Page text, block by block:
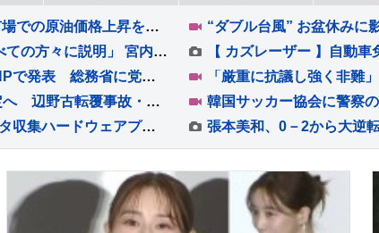
円安進行 一時1ドル＝158円台半ばまで下落 NY市場での原油価格上昇をきっかけに
改正皇室典範めぐり 養親候補の宮家皇族「ほぼすべての方々に説明」 宮内庁長官明かす 男系男子の養子候補は「把握せず」
新たな党名は「いのちの党」 れいわ新選組が党のHPで発表 総務省に党名変更の届け出提出しロゴなど決定へ
文科省が「危機管理マニュアル」ガイドライン改定へ 辺野古転覆事故・磐越道バス事故…学校外の事故相次ぐ 有識者会議で議論し年内に取りまとめへ
Orbbec、ROSCon JP 2026でロボットレス型データ収集ハードウェアプラットフォームを日本初公開